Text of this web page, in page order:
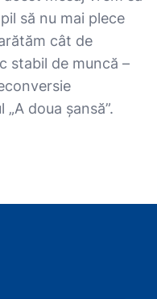
să nu mai plece
cât de
stabil de muncă –
doua șansă”.